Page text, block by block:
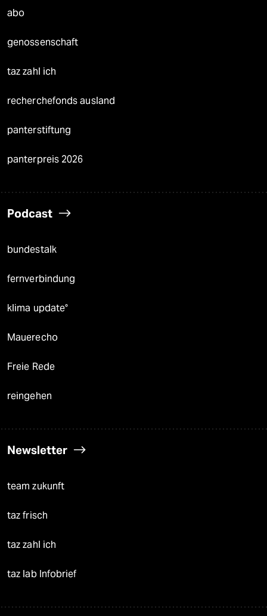
abo
genossenschaft
taz zahl ich
recherchefonds ausland
panterstiftung
panterpreis 2026
Podcast
bundestalk
fernverbindung
klima update°
Mauerecho
Freie Rede
reingehen
Newsletter
team zukunft
taz frisch
taz zahl ich
taz lab Infobrief